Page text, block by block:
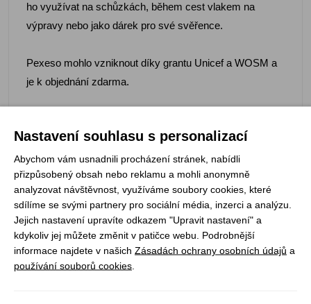
ho využívat na schůzkách, během cest vlakem na
výpravy nebo jako dárek pro své svěřence.
Pexeso mohlo vzniknout díky grantu Unicef a WOSM a
je k objednání zdarma.
Registrujte se k odběru newsletteru a už Vám
nic neunikne
ODEBÍRAT
Vše o nákupu
Nastavení souhlasu s personalizací
Abychom vám usnadnili procházení stránek, nabídli
přizpůsobený obsah nebo reklamu a mohli anonymně
analyzovat návštěvnost, využíváme soubory cookies, které
sdílíme se svými partnery pro sociální média, inzerci a analýzu.
Jejich nastavení upravíte odkazem "Upravit nastavení" a
kdykoliv jej můžete změnit v patičce webu. Podrobnější
informace najdete v našich Zásadách ochrany osobních údajů a
používání souborů cookies